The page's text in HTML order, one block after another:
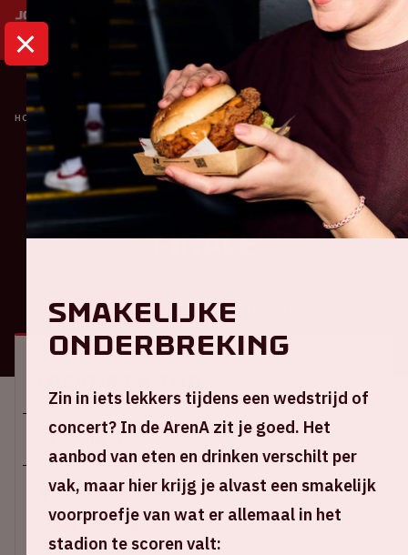
HOME KALENDER UEFA EURO 2020 | 1/8 FINALE
Oranje
UEFA EURO 2020 | 1/8
finale
ALGEMEEN BEZOEKERSINFORMATIE
Johan Cruijff ArenA
+ Voeg toe aan agenda
Smakelijke
onderbreking
Zin in iets lekkers tijdens een wedstrijd of
concert? In de ArenA zit je goed. Het
aanbod van eten en drinken verschilt per
vak, maar hier krijg je alvast een smakelijk
voorproefje van wat er allemaal in het
stadion te scoren valt: